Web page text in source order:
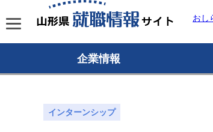
おし
企業情報
インターンシップ